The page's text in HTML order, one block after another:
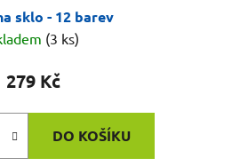
sklo - 12 barev
(3 ks)
279 Kč
DO KOŠÍKU